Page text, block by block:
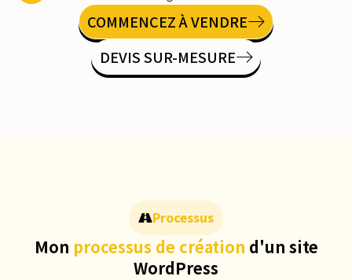
COMMENCEZ À VENDRE
DEVIS SUR-MESURE
Processus
Mon processus de création d'un site
WordPress